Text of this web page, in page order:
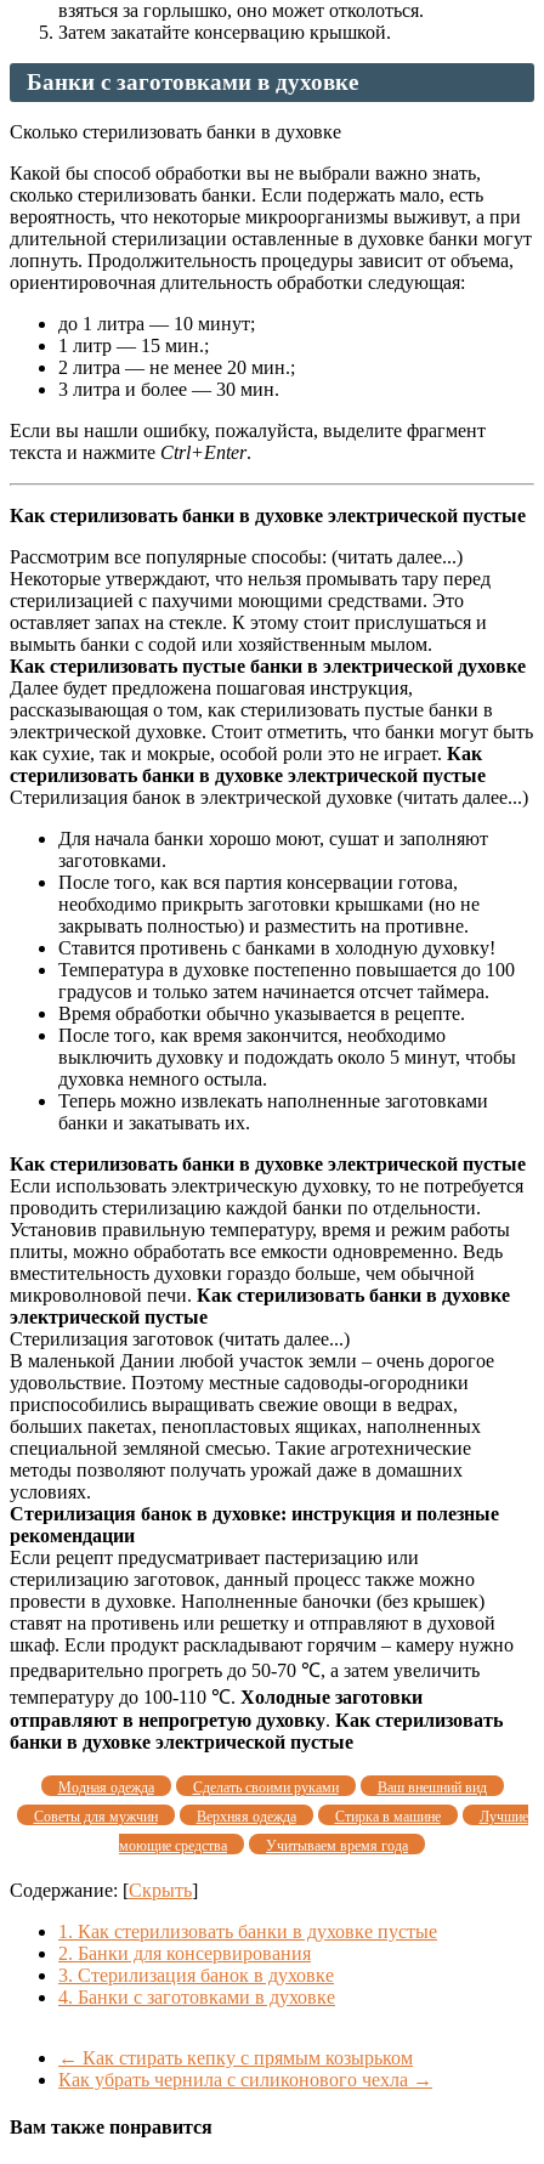
взяться за горлышко, оно может отколоться.
Затем закатайте консервацию крышкой.
Банки с заготовками в духовке
Сколько стерилизовать банки в духовке
Какой бы способ обработки вы не выбрали важно знать,
сколько стерилизовать банки. Если подержать мало, есть
вероятность, что некоторые микроорганизмы выживут, а при
длительной стерилизации оставленные в духовке банки могут
лопнуть. Продолжительность процедуры зависит от объема,
ориентировочная длительность обработки следующая:
до 1 литра — 10 минут;
1 литр — 15 мин.;
2 литра — не менее 20 мин.;
3 литра и более — 30 мин.
Если вы нашли ошибку, пожалуйста, выделите фрагмент
текста и нажмите Ctrl+Enter.
Как стерилизовать банки в духовке электрической пустые
Рассмотрим все популярные способы: (читать далее...)
Некоторые утверждают, что нельзя промывать тару перед
стерилизацией с пахучими моющими средствами. Это
оставляет запах на стекле. К этому стоит прислушаться и
вымыть банки с содой или хозяйственным мылом.
Как стерилизовать пустые банки в электрической духовке
Далее будет предложена пошаговая инструкция,
рассказывающая о том, как стерилизовать пустые банки в
электрической духовке. Стоит отметить, что банки могут быть
как сухие, так и мокрые, особой роли это не играет. Как
стерилизовать банки в духовке электрической пустые
Стерилизация банок в электрической духовке (читать далее...)
Для начала банки хорошо моют, сушат и заполняют
заготовками.
После того, как вся партия консервации готова,
необходимо прикрыть заготовки крышками (но не
закрывать полностью) и разместить на противне.
Ставится противень с банками в холодную духовку!
Температура в духовке постепенно повышается до 100
градусов и только затем начинается отсчет таймера.
Время обработки обычно указывается в рецепте.
После того, как время закончится, необходимо
выключить духовку и подождать около 5 минут, чтобы
духовка немного остыла.
Теперь можно извлекать наполненные заготовками
банки и закатывать их.
Как стерилизовать банки в духовке электрической пустые
Если использовать электрическую духовку, то не потребуется
проводить стерилизацию каждой банки по отдельности.
Установив правильную температуру, время и режим работы
плиты, можно обработать все емкости одновременно. Ведь
вместительность духовки гораздо больше, чем обычной
микроволновой печи. Как стерилизовать банки в духовке
электрической пустые
Стерилизация заготовок (читать далее...)
В маленькой Дании любой участок земли – очень дорогое
удовольствие. Поэтому местные садоводы-огородники
приспособились выращивать свежие овощи в ведрах,
больших пакетах, пенопластовых ящиках, наполненных
специальной земляной смесью. Такие агротехнические
методы позволяют получать урожай даже в домашних
условиях.
Стерилизация банок в духовке: инструкция и полезные
рекомендации
Если рецепт предусматривает пастеризацию или
стерилизацию заготовок, данный процесс также можно
провести в духовке. Наполненные баночки (без крышек)
ставят на противень или решетку и отправляют в духовой
шкаф. Если продукт раскладывают горячим – камеру нужно
предварительно прогреть до 50-70 ℃, а затем увеличить
температуру до 100-110 ℃. Холодные заготовки
отправляют в непрогретую духовку. Как стерилизовать
банки в духовке электрической пустые
Модная одежда Сделать своими руками
Ваш внешний вид
Советы для мужчин
Верхняя одежда Стирка в машине
Лучшие
моющие средства
Учитываем время года
Содержание: [Скрыть]
1. Как стерилизовать банки в духовке пустые
2. Банки для консервирования
3. Стерилизация банок в духовке
4. Банки с заготовками в духовке
← Как стирать кепку с прямым козырьком
Как убрать чернила с силиконового чехла →
Вам также понравится